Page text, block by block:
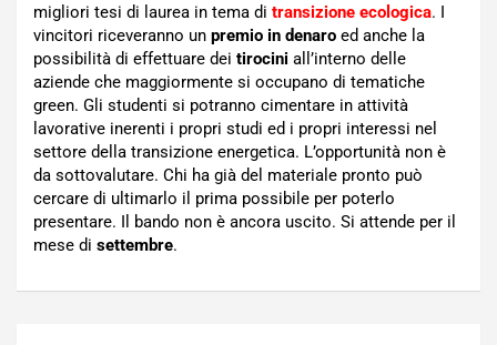
migliori tesi di laurea in tema di transizione ecologica. I
vincitori riceveranno un premio in denaro ed anche la
possibilità di effettuare dei tirocini all’interno delle
aziende che maggiormente si occupano di tematiche
green. Gli studenti si potranno cimentare in attività
lavorative inerenti i propri studi ed i propri interessi nel
settore della transizione energetica. L’opportunità non è
da sottovalutare. Chi ha già del materiale pronto può
cercare di ultimarlo il prima possibile per poterlo
presentare. Il bando non è ancora uscito. Si attende per il
mese di settembre.